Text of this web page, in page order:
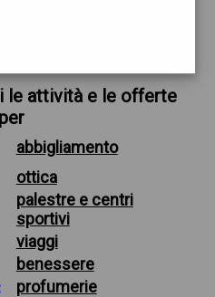
le attività e le offerte
abbigliamento
ottica
palestre e centri
sportivi
viaggi
benessere
profumerie